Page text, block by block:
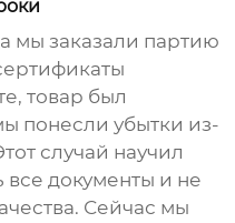
мы заказали партию
товар был
понесли убытки из-
случай научил
все документы и не
Сейчас мы